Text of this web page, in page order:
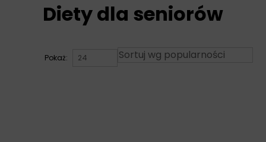
Diety dla seniorów
Pokaż: